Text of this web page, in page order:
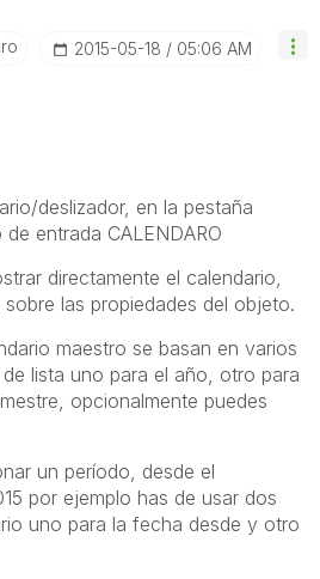
‎2015-05-18 05:06 AM
deslizador, en la pestaña
entrada CALENDARO
directamente el calendario,
las propiedades del objeto.
maestro se basan en varios
lista uno para el año, otro para
opcionalmente puedes
un período, desde el
por ejemplo has de usar dos
uno para la fecha desde y otro